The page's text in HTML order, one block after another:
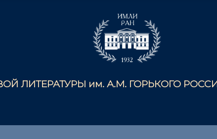
ЛИТЕРАТУРЫ им. А.М. ГОРЬКОГО